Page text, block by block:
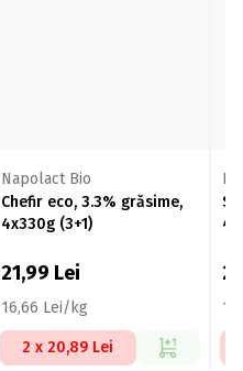
Napolact Bio
Chefir eco, 3.3% grăsime,
4x330g (3+1)
21,99 Lei
16,66 Lei/kg
2 x 20,89 Lei